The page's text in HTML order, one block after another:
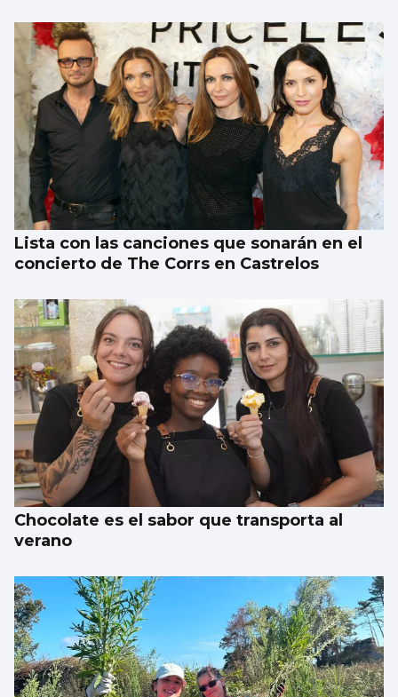
Abraham Mateo sorprende en Castrelos
vistiendo una camiseta vintage del Celta
Lista con las canciones que sonarán en el
concierto de The Corrs en Castrelos
Chocolate es el sabor que transporta al
verano